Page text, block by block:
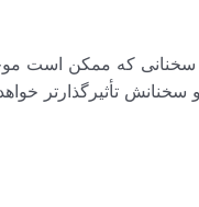
سخنانی که ممکن
تأثیرگذارتر